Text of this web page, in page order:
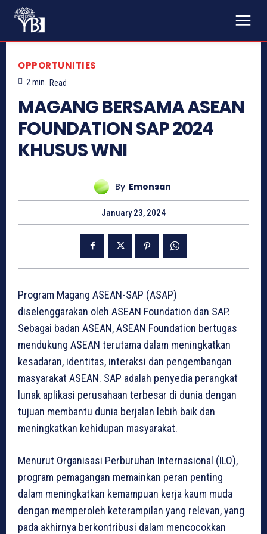
OPPORTUNITIES
2min. Read
MAGANG BERSAMA ASEAN
FOUNDATION SAP 2024
KHUSUS WNI
By Emonsan
January 23, 2024
Program Magang ASEAN-SAP (ASAP)
diselenggarakan oleh ASEAN Foundation dan SAP.
Sebagai badan ASEAN, ASEAN Foundation bertugas
mendukung ASEAN terutama dalam meningkatkan
kesadaran, identitas, interaksi dan pengembangan
masyarakat ASEAN. SAP adalah penyedia perangkat
lunak aplikasi perusahaan terbesar di dunia dengan
tujuan membantu dunia berjalan lebih baik dan
meningkatkan kehidupan masyarakat.
Menurut Organisasi Perburuhan Internasional (ILO),
program pemagangan memainkan peran penting
dalam meningkatkan kemampuan kerja kaum muda
dengan memperoleh keterampilan yang relevan, yang
pada akhirnya berkontribusi dalam mencocokkan